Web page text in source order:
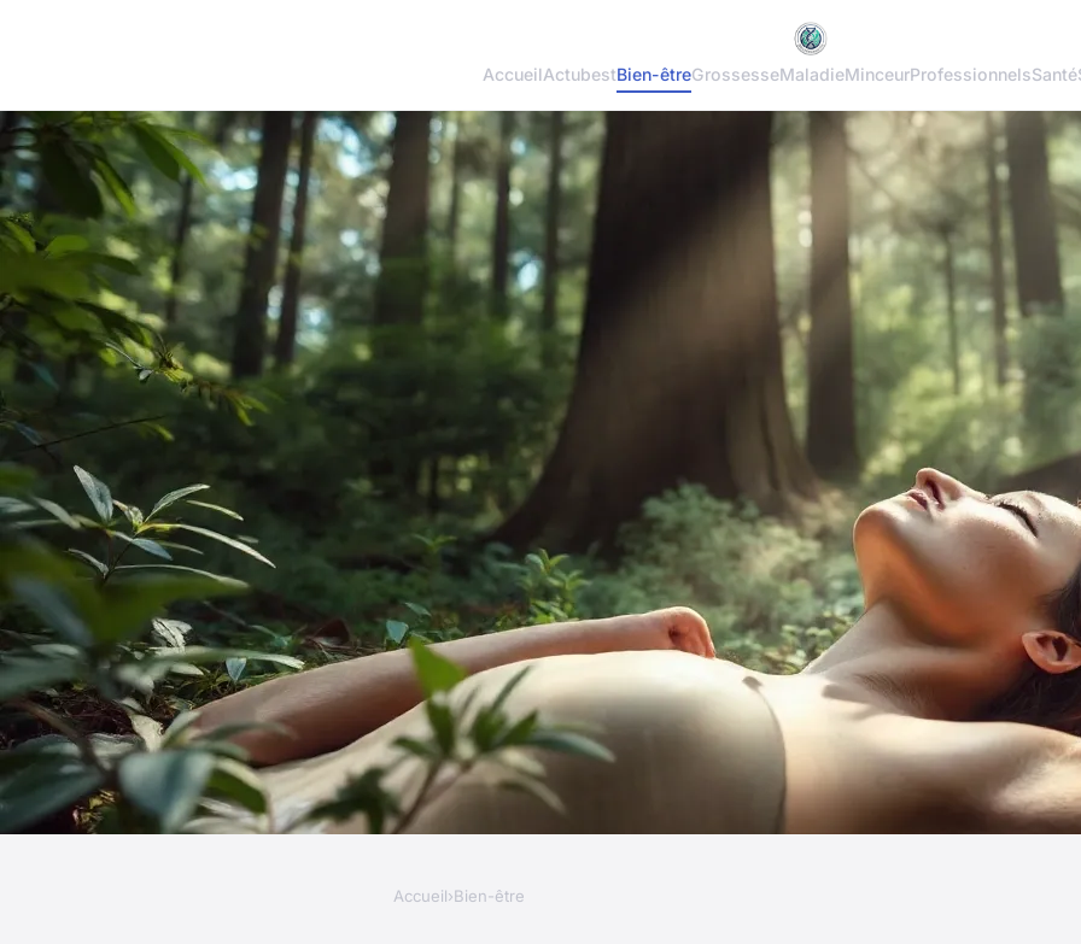
AccueilActubestBien-êtreGrossesseMaladieMinceurProfessionnelsSanté
Accueil›Bien-être